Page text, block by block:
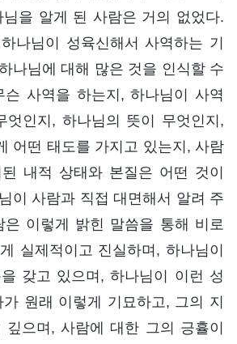
을 알게 된 사람은 거의 없었다.
나님이 성육신해서 사역하는 기
나님에 대해 많은 것을 인식할 수
슨 사역을 하는지, 하나님이 사역
엇인지, 하나님의 뜻이 무엇인지,
어떤 태도를 가지고 있는지, 사람
내적 상태와 본질은 어떤 것이
이 사람과 직접 대면해서 알려 주
은 이렇게 밝힌 말씀을 통해 비로
실제적이고 진실하며, 하나님이
갖고 있으며, 하나님이 이런 성
원래 이렇게 기묘하고, 그의 지
으며, 사람에 대한 그의 긍휼이